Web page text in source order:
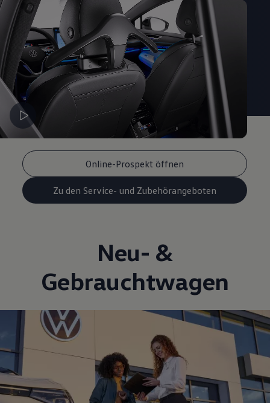
Online-Prospekt öffnen
Zu den Service- und Zubehörangeboten
Neu- &
Gebrauchtwagen